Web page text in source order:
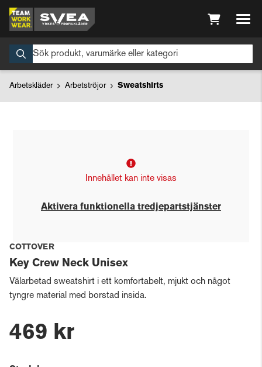
Arbetskläder Arbetströjor Sweatshirts
Innehållet kan inte visas
Aktivera funktionella tredjepartstjänster
COTTOVER
Key Crew Neck Unisex
Välarbetad sweatshirt i ett komfortabelt, mjukt och något
tyngre material med borstad insida.
469 kr